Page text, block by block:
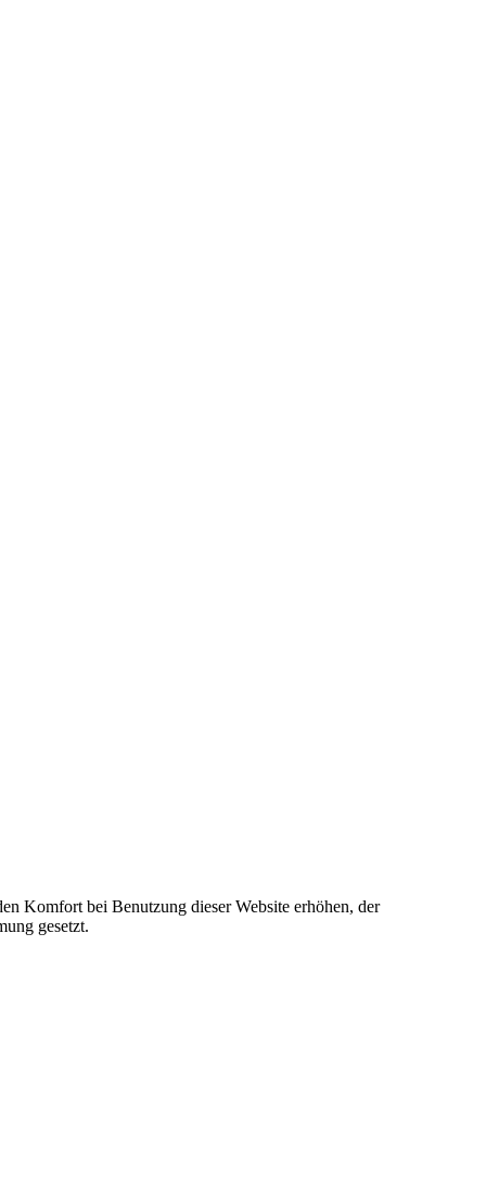
Komfort bei Benutzung dieser Website erhöhen, der
gesetzt.